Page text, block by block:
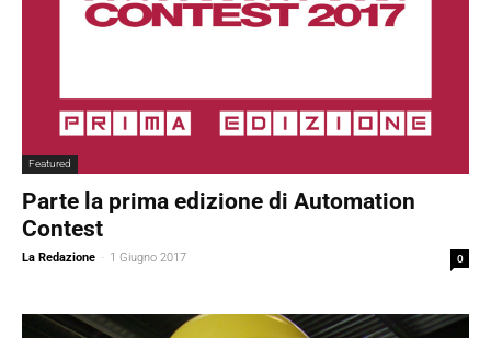
Featured
Parte la prima edizione di Automation
Contest
La Redazione - 1 Giugno 2017 0